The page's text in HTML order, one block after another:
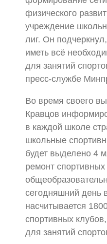
физического
учреждение
лиг. Он
иметь всё
для занятий
пресс-службе
Во время своего
Кравцов
в каждой школе
школьные
будет выделено 4
ремонт
сегодняшний день
насчитывается
спортивных
для занятий